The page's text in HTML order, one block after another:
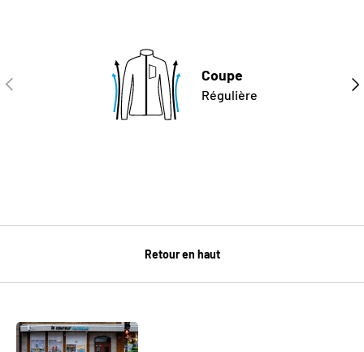
PRÉCÉDENT Coupe
Régulière
Retour en haut